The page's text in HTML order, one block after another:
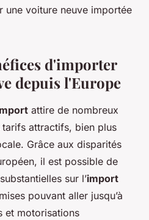
une voiture neuve importée
d'importer
depuis l'Europe
attire de nombreux
attractifs, bien plus
Grâce aux disparités
il est possible de
sur l’import
pouvant aller jusqu’à
et motorisations